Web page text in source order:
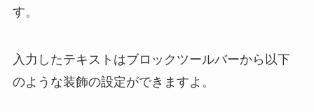
す。
入力したテキストはブロックツールバーから以下
のような装飾の設定ができますよ。